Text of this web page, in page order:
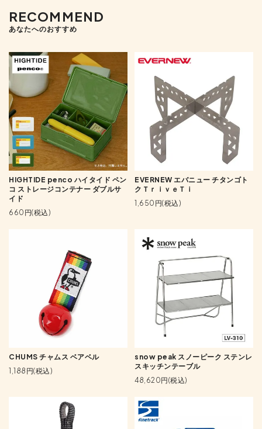
RECOMMEND
あなたへのおすすめ
HIGHTIDE penco ハイタイド ペン
コ ストレージコンテナー ダブルサ
イド
660円(税込)
EVERNEW エバニュー チタンゴト
クＴｒｉｖｅＴｉ
1,650円(税込)
CHUMS チャムス ベアベル
1,188円(税込)
snow peak スノーピーク ステンレ
スキッチンテーブル
48,620円(税込)